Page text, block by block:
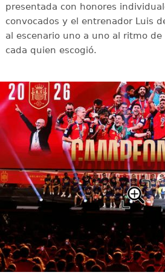
presentada con honores
convocados y el entrenador Luis
al escenario uno a uno al ritmo
cada quien escogió.